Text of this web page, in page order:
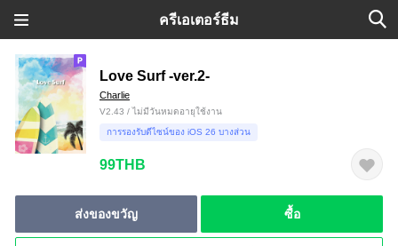
ครีเอเตอร์ธีม
Love Surf -ver.2-
Charlie
V2.43 / ไม่มีวันหมดอายุใช้งาน
การรองรับดีไซน์ของ iOS 26 บางส่วน
99THB
ส่งของขวัญ ซื้อ